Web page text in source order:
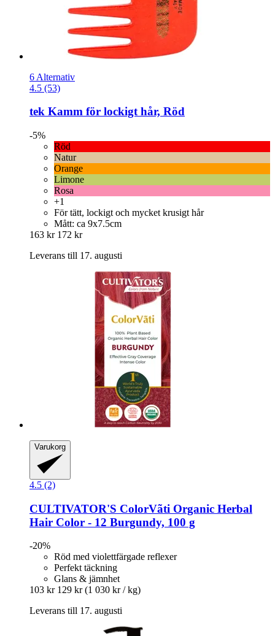
6 Alternativ
4.5 (53)
tek Kamm för lockigt hår, Röd
-5%
Röd
Natur
Orange
Limone
Rosa
+1
För tätt, lockigt och mycket krusigt hår
Mått: ca 9x7.5cm
163 kr 172 kr
Leverans till 17. augusti
Varukorg
4.5 (2)
CULTIVATOR'S ColorVãti Organic Herbal
Hair Color -​ 12 Burgundy, 100 g
-20%
Röd med violettfärgade reflexer
Perfekt täckning
Glans & jämnhet
103 kr 129 kr (1 030 kr / kg)
Leverans till 17. augusti